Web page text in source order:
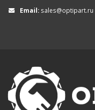
Email: sales@optipart.ru